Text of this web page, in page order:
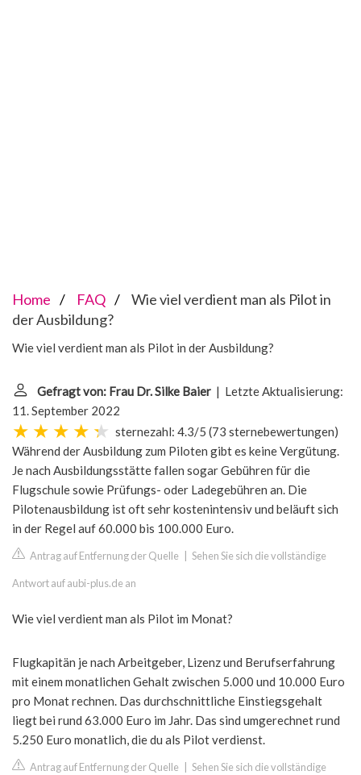
Home FAQ
Wie viel verdient man als Pilot in
der Ausbildung?
Wie viel verdient man als Pilot in der Ausbildung?
Gefragt von: Frau Dr. Silke Baier | Letzte Aktualisierung:
11. September 2022
sternezahl: 4.3/5 (73 sternebewertungen)
Während der Ausbildung zum Piloten gibt es keine Vergütung.
Je nach Ausbildungsstätte fallen sogar Gebühren für die
Flugschule sowie Prüfungs- oder Ladegebühren an. Die
Pilotenausbildung ist oft sehr kostenintensiv und beläuft sich
in der Regel auf 60.000 bis 100.000 Euro.
Antrag auf Entfernung der Quelle Sehen Sie sich die vollständige
Antwort auf aubi-plus.de an
Wie viel verdient man als Pilot im Monat?
Flugkapitän je nach Arbeitgeber, Lizenz und Berufserfahrung
mit einem monatlichen Gehalt zwischen 5.000 und 10.000 Euro
pro Monat rechnen. Das durchschnittliche Einstiegsgehalt
liegt bei rund 63.000 Euro im Jahr. Das sind umgerechnet rund
5.250 Euro monatlich, die du als Pilot verdienst.
Antrag auf Entfernung der Quelle Sehen Sie sich die vollständige